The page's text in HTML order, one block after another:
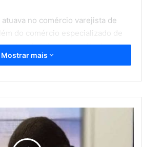
no comércio varejista de
do comércio especializado de
de informática. Atualmente a
da Receita Federal com
Monteiro, mostrou-se
e pretende acionar o setor
necessárias.
Mostrar mais